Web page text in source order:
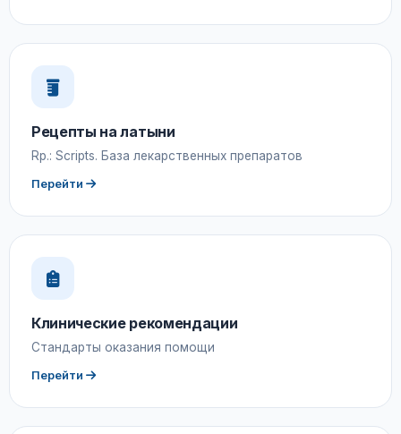
Рецепты на латыни
Rp.: Scripts. База лекарственных препаратов
Перейти
Клинические рекомендации
Стандарты оказания помощи
Перейти